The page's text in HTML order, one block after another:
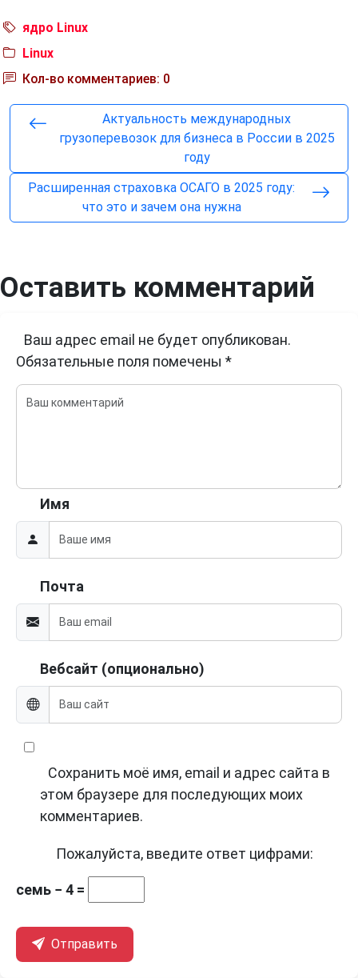
ядро Linux
Linux
Кол-во комментариев: 0
Актуальность международных
грузоперевозок для бизнеса в России в 2025
году
Расширенная страховка ОСАГО в 2025 году:
что это и зачем она нужна
Оставить комментарий
Ваш адрес email не будет опубликован.
Обязательные поля помечены *
Имя
Почта
Вебсайт (опционально)
Сохранить моё имя, email и адрес сайта в
этом браузере для последующих моих
комментариев.
Пожалуйста, введите ответ цифрами:
семь − 4 =
Отправить